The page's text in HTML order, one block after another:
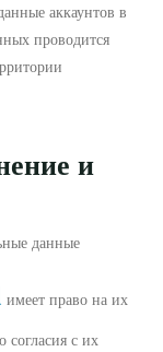
аккаунтов в
проводится
и
данные
имеет право на их
согласия с их